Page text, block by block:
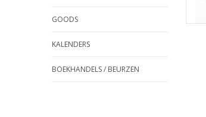
GOODS
KALENDERS
BOEKHANDELS / BEURZEN